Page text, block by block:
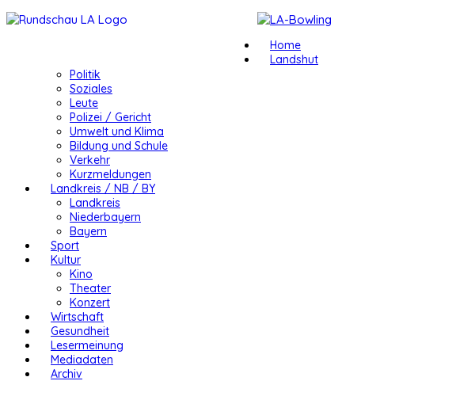
Home
Landshut
Politik
Soziales
Leute
Polizei / Gericht
Umwelt und Klima
Bildung und Schule
Verkehr
Kurzmeldungen
Landkreis / NB / BY
Landkreis
Niederbayern
Bayern
Sport
Kultur
Kino
Theater
Konzert
Wirtschaft
Gesundheit
Lesermeinung
Mediadaten
Archiv